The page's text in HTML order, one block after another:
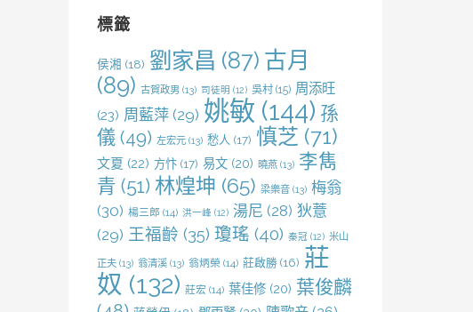
標籤
侯湘 (18) 劉家昌 (87) 古月
(89) 古賀政男 (13) 司徒明 (12) 吳村(15) 周添旺
(23) 周藍萍(29) 姚敏 (144) 孫
儀(49) 左宏元(13) 愁人 (17) 慎芝 (71)
文夏 (22) 方忭(17) 易文(20) 曉燕(13) 李雋
青 (51) 林煌坤 (65) 梁樂音(13) 梅翁
(30) 楊三郎 (14) 洪一峰 (12) 湯尼 (28) 狄薏
(29) 王福齡 (35) 瓊瑤 (40) 秦冠 (12) 米山
正夫(13) 翁清溪(13) 翁炳榮 (14) 莊啟勝(16) 莊
奴 (132) 莊宏(14) 葉佳修(20) 葉俊麟